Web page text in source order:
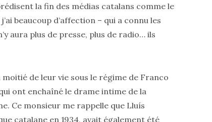
la fin des médias catalans comme le
beaucoup d’affection – qui a connu les
aura plus de presse, plus de radio… ils
de leur vie sous le régime de Franco
ont enchaîné le drame intime de la
Ce monsieur me rappelle que Lluís
catalane en 1934, avait également été